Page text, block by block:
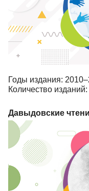
Годы издания:
Количество
Давыдовские